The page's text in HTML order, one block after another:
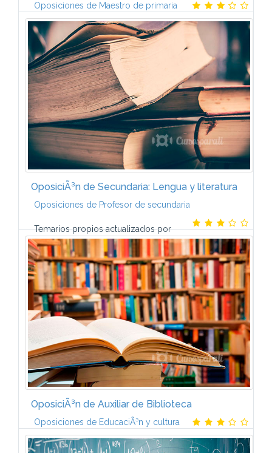
Oposiciones de Maestro de primaria
Temarios propios actualizados por nuestro equipo
de preparadores y adecuados a las convocatorias
correspondientes
OposiciÃ³n de Secundaria: Lengua y literatura
Oposiciones de Profesor de secundaria
Temarios propios actualizados por
nuestro equipo de preparadores y adecuados a las
convocatorias correspondientes
OposiciÃ³n de Auxiliar de Biblioteca
Oposiciones de EducaciÃ³n y cultura
MÃDULO 11. La ConstituciÃ³n EspaÃ±ola de 1978.2.